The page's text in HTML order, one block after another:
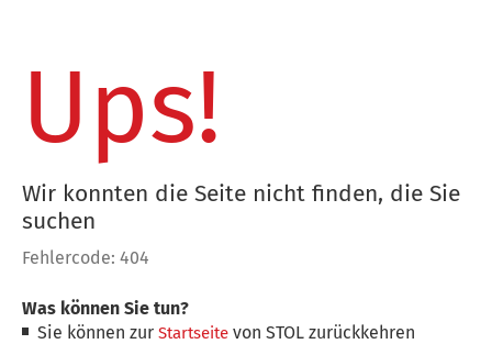
Ups!
Wir konnten die Seite nicht finden, die Sie
suchen
Fehlercode: 404
Was können Sie tun?
Sie können zurStartseite von STOL zurückkehren